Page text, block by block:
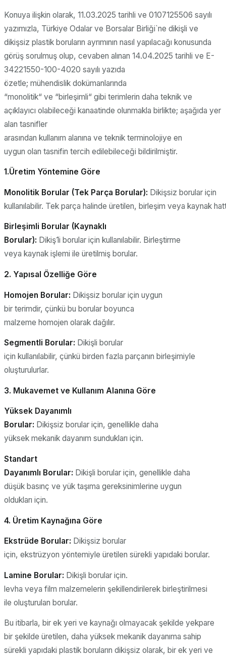
Konuya ilişkin olarak, 11.03.2025 tarihli ve 0107125506 sayılı
yazımızla, Türkiye Odalar ve Borsalar Birliği`ne dikişli ve
dikişsiz plastik boruların ayrımının nasıl yapılacağı konusunda
görüş sorulmuş olup, cevaben alınan 14.04.2025 tarihli ve E-
34221550-100-4020 sayılı yazıda
özetle; mühendislik dokümanlarında
“monolitik“ ve “birleşimli“ gibi terimlerin daha teknik ve
açıklayıcı olabileceği kanaatinde olunmakla birlikte; aşağıda yer
alan tasnifler
arasından kullanım alanına ve teknik terminolojiye en
uygun olan tasnifin tercih edilebileceği bildirilmiştir.
1.Üretim Yöntemine Göre
Monolitik Borular (Tek Parça Borular): Dikişsiz borular için
kullanılabilir. Tek parça halinde üretilen, birleşim veya kaynak
Birleşimli Borular (Kaynaklı
Borular): Dikiş1i borular için kullanılabilir. Birleştirme
veya kaynak işlemi ile üretilmiş borular.
2. Yapısal Özelliğe Göre
Homojen Borular: Dikişsiz borular için uygun
bir terimdir, çünkü bu borular boyunca
malzeme homojen olarak dağılır.
Segmentli Borular: Dikişli borular
için kullanılabilir, çünkü birden fazla parçanın birleşimiyle
oluşturulurlar.
3. Mukavemet ve Kullanım Alanına Göre
Yüksek Dayanımlı
Borular: Dikişsiz borular için, genellikle daha
yüksek mekanik dayanım sundukları için.
Standart
Dayanımlı Borular: Dikişli borular için, genellikle daha
düşük basınç ve yük taşıma gereksinimlerine uygun
oldukları için.
4. Üretim Kaynağına Göre
Ekstrüde Borular: Dikişsiz borular
için, ekstrüzyon yöntemiyle üretilen sürekli yapıdaki borular.
Lamine Borular: Dikişli borular için.
levha veya film malzemelerin şekillendirilerek birleştirilmesi
ile oluşturulan borular.
Bu itibarla, bir ek yeri ve kaynağı olmayacak şekilde yekpare
bir şekilde üretilen, daha yüksek mekanik dayanıma sahip
sürekli yapıdaki plastik boruların dikişsiz olarak, bir ek yeri ve